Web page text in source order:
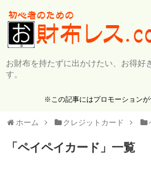
お財布を持たずに出かけたい、お得好
す。
※この記事にはプロモーションが
ホーム クレジットカード
「 ペイペイカード 」 一覧